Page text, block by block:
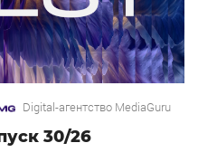
Digital-агентство MediaGuru
30/26